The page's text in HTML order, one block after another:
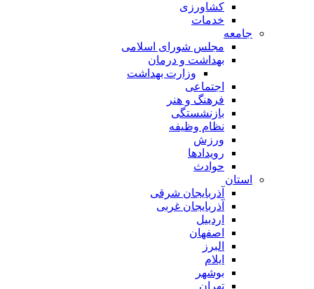
کشاورزی
خدمات
جامعه
مجلس شورای اسلامی
بهداشت و درمان
وزارت بهداشت
اجتماعی
فرهنگ و هنر
بازنشستگی
نظام وظیفه
ورزش
رویدادها
حوادث
استان
آذربایجان شرقی
آذربایجان غربی
اردبیل
اصفهان
البرز
ایلام
بوشهر
تهران